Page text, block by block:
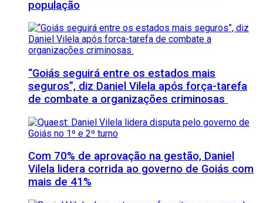
população
“Goiás seguirá entre os estados mais
seguros”, diz Daniel Vilela após força-tarefa
de combate a organizações criminosas
Com 70% de aprovação na gestão, Daniel
Vilela lidera corrida ao governo de Goiás com
mais de 41%